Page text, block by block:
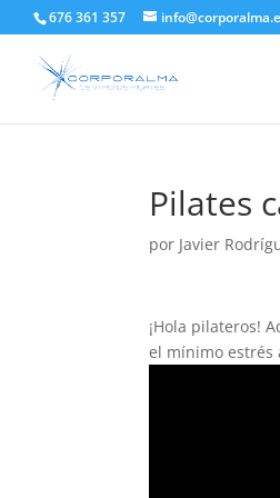
676 361 357
Pilates
por Javier
¡Hola pilateros!
el mínimo estrés